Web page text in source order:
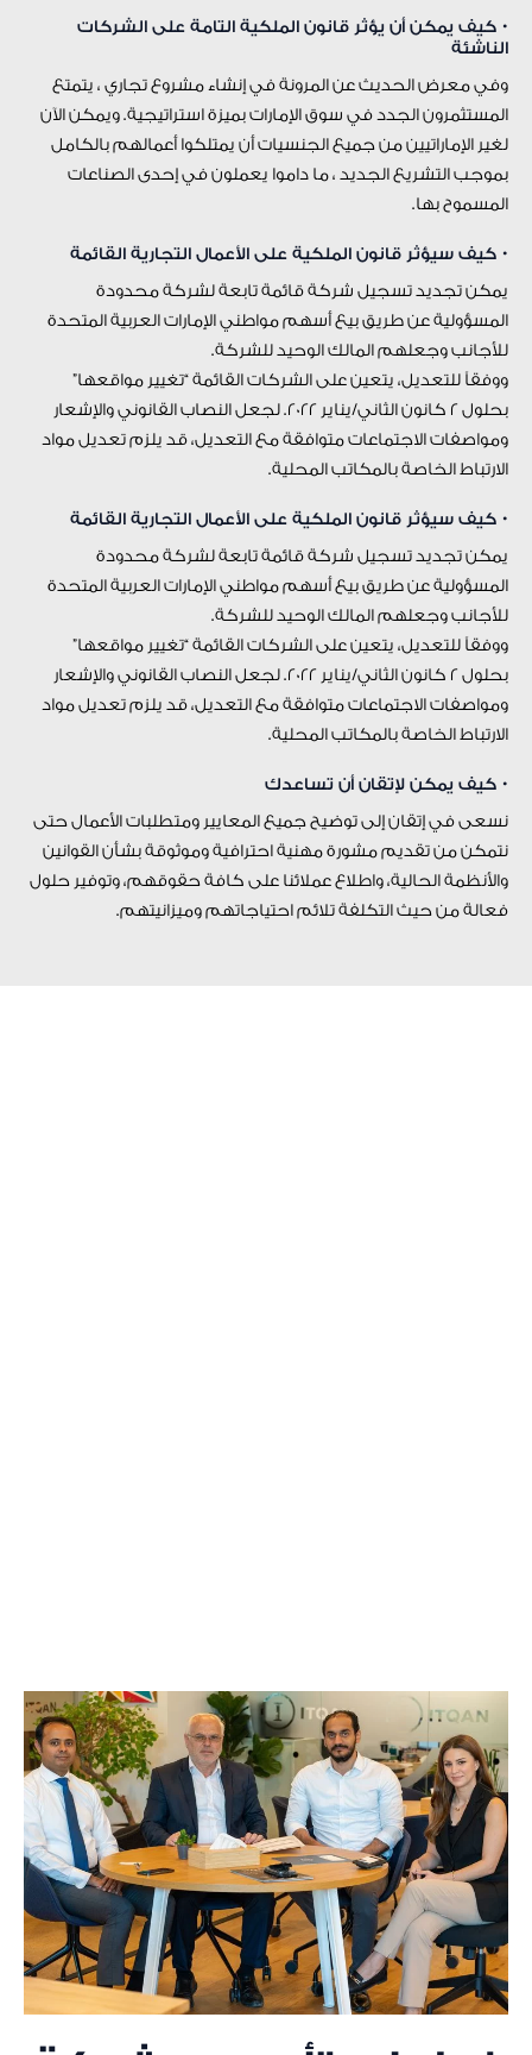
• كيف يمكن أن يؤثر قانون الملكية التامة على الشركات
الناشئة
وفي معرض الحديث عن المرونة في إنشاء مشروع تجاري ، يتمتع
المستثمرون الجدد في سوق الإمارات بميزة استراتيجية. ويمكن الآن
لغير الإماراتيين من جميع الجنسيات أن يمتلكوا أعمالهم بالكامل
بموجب التشريع الجديد ، ما داموا يعملون في إحدى الصناعات
المسموح بها.
• كيف سيؤثر قانون الملكية على الأعمال التجارية القائمة
يمكن تجديد تسجيل شركة قائمة تابعة لشركة محدودة
المسؤولية عن طريق بيع أسهم مواطني الإمارات العربية المتحدة
للأجانب وجعلهم المالك الوحيد للشركة.
ووفقاً للتعديل، يتعين على الشركات القائمة “تغيير مواقعها”
بحلول 2 كانون الثاني/يناير 2022. لجعل النصاب القانوني والإشعار
ومواصفات الاجتماعات متوافقة مع التعديل، قد يلزم تعديل مواد
الارتباط الخاصة بالمكاتب المحلية.
• كيف سيؤثر قانون الملكية على الأعمال التجارية القائمة
يمكن تجديد تسجيل شركة قائمة تابعة لشركة محدودة
المسؤولية عن طريق بيع أسهم مواطني الإمارات العربية المتحدة
للأجانب وجعلهم المالك الوحيد للشركة.
ووفقاً للتعديل، يتعين على الشركات القائمة “تغيير مواقعها”
بحلول 2 كانون الثاني/يناير 2022. لجعل النصاب القانوني والإشعار
ومواصفات الاجتماعات متوافقة مع التعديل، قد يلزم تعديل مواد
الارتباط الخاصة بالمكاتب المحلية.
• كيف يمكن لإتقان أن تساعدك
نسعى في إتقان إلى توضيح جميع المعايير ومتطلبات الأعمال حتى
نتمكن من تقديم مشورة مهنية احترافية وموثوقة بشأن القوانين
والأنظمة الحالية، واطلاع عملائنا على كافة حقوقهم، وتوفير حلول
فعالة من حيث التكلفة تلائم احتياجاتهم وميزانيتهم.